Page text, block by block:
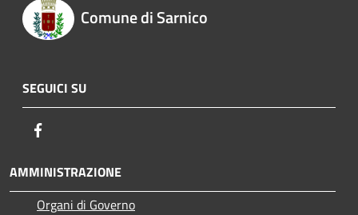
Comune di Sarnico
SEGUICI SU
AMMINISTRAZIONE
Organi di Governo